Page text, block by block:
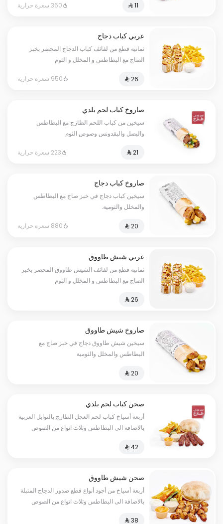
360 سعرة حرارية
عربي كباب دجاج
ثمانية قطع من لفائف كباب الدجاج المحضر بخبز
الصاج مع البطاطس و المخلل و الثوم
950 سعرة حرارية
صاروخ كباب لحم بلدي
سيخين من كباب اللحم الطازج مع البطاطس
والبصل والبقدونس وصوص الثوم
223 سعرة حرارية
صاروخ كباب دجاج
سيخين كباب دجاج في خبز صاج مع البطاطس
والمخلل والثومية.
880 سعرة حرارية
عربي شيش طاووق
ثمانية قطع من لفائف الشيش طاووق المحضر بخبز
الصاج مع البطاطس و المخلل و الثوم
صاروخ شيش طاووق
سيخين شيش طاووق دجاج في خبز صاج مع
البطاطس والمخلل والثومية
صحن كباب لحم بلدي
أربعة أسياخ كباب لحم العجل الطازج بالتوابل العربية
بالاضافة الى البطاطس وثلاث انواع من الصوص
⁨⁦‪‬ 42⁩
صحن شيش طاووق
أربعة أسياخ من أجود أنواع قطع صدور الدجاج المتبلة
بالاضافة الى البطاطس وثلاث انواع من الصوص